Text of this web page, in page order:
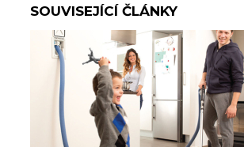
SOUVISEJÍCÍ ČLÁNKY